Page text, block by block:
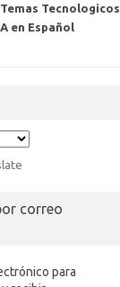
Tecnologicos
en Español
correo
para